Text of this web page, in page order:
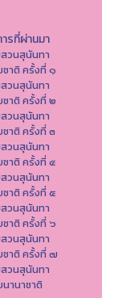
รที่ผ่านมา
วนสุนันทา
ชาติ ครั้งที่ ๑
วนสุนันทา
ชาติ ครั้งที่ ๒
วนสุนันทา
ชาติ ครั้งที่ ๓
วนสุนันทา
ชาติ ครั้งที่ ๔
วนสุนันทา
ชาติ ครั้งที่ ๕
วนสุนันทา
ชาติ ครั้งที่ ๖
วนสุนันทา
ชาติ ครั้งที่ ๗
วนสุนันทา
นานาชาติ